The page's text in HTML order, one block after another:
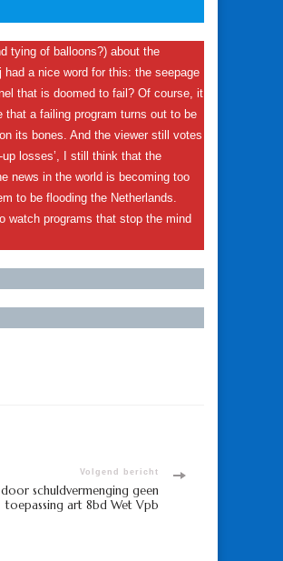
tying of balloons?) about the
a nice word for this: the seepage
that is doomed to fail? Of course, it
that a failing program turns out to be
its bones. And the viewer still votes
losses’, I still think that the
news in the world is becoming too
to be flooding the Netherlands.
watch programs that stop the mind
Volgend bericht
schuldvermenging geen
toepassing art 8bd Wet Vpb